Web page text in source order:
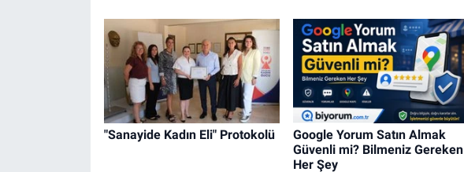
"Sanayide Kadın Eli" Protokolü
Google Yorum Satın Almak
Güvenli mi? Bilmeniz Gereken
Her Şey